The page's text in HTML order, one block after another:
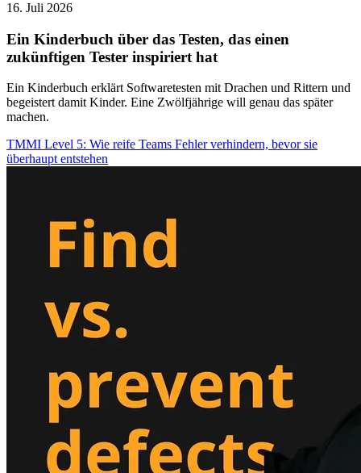
16. Juli 2026
Ein Kinderbuch über das Testen, das einen
zukünftigen Tester inspiriert hat
Ein Kinderbuch erklärt Softwaretesten mit Drachen und Rittern und
begeistert damit Kinder. Eine Zwölfjährige will genau das später
machen.
TMMI Level 5: Wie reife Teams Fehler verhindern, bevor sie
überhaupt entstehen